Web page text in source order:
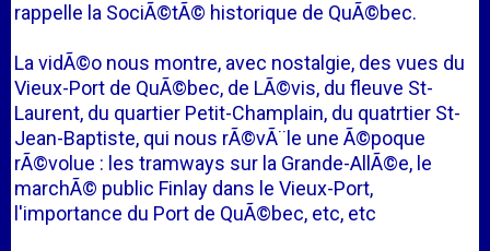
rappelle la SociÃ©tÃ© historique de QuÃ©bec.
La vidÃ©o nous montre, avec nostalgie, des vues du
Vieux-Port de QuÃ©bec, de LÃ©vis, du fleuve St-
Laurent, du quartier Petit-Champlain, du quatrtier St-
Jean-Baptiste, qui nous rÃ©vÃ¨le une Ã©poque
rÃ©volue : les tramways sur la Grande-AllÃ©e, le
marchÃ© public Finlay dans le Vieux-Port,
l'importance du Port de QuÃ©bec, etc, etc